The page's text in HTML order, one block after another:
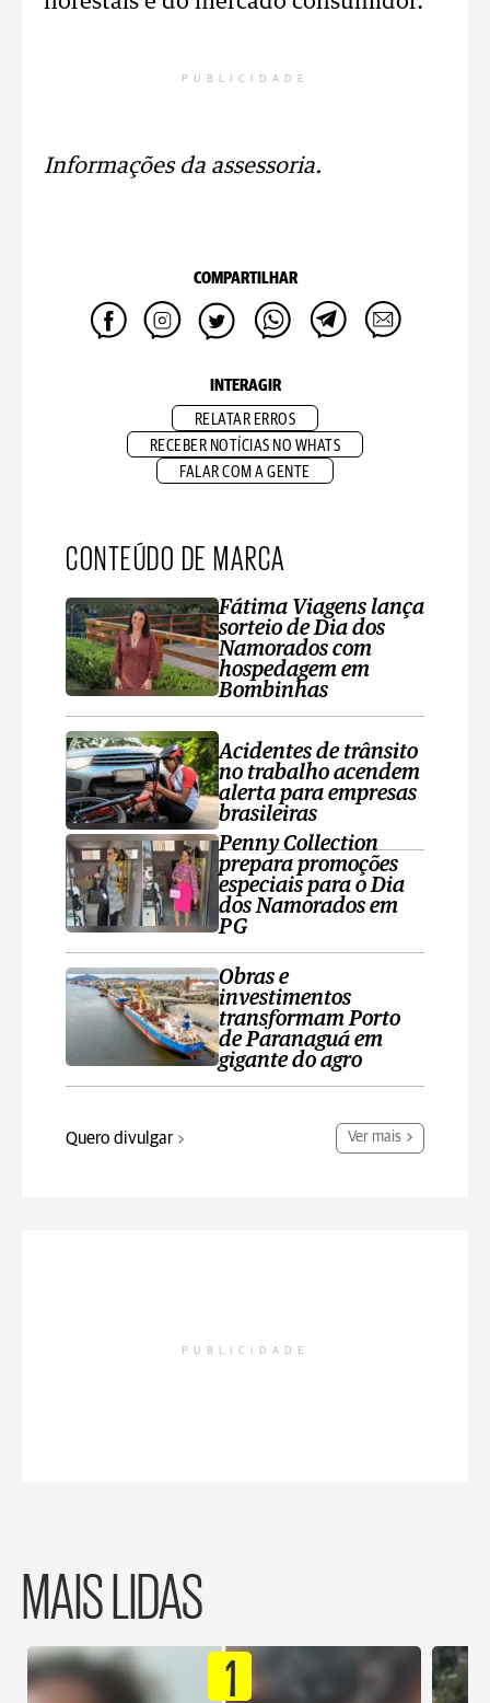
PUBLICIDADE
Informações da assessoria.
COMPARTILHAR
INTERAGIR
RELATAR ERROS
RECEBER NOTÍCIAS NO WHATS
FALAR COM A GENTE
CONTEÚDO DE MARCA
Fátima Viagens lança
sorteio de Dia dos
Namorados com
hospedagem em
Bombinhas
Acidentes de trânsito
no trabalho acendem
alerta para empresas
brasileiras
Penny Collection
prepara promoções
especiais para o Dia
dos Namorados em
PG
Obras e
investimentos
transformam Porto
de Paranaguá em
gigante do agro
Quero divulgar Ver mais
PUBLICIDADE
MAIS LIDAS
1